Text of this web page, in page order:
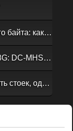
Своевременная доставка до последнего байта: как российская сеть Curator CDN совмещает скорость, безопасность и гибкость управления
Обзор сервера ASUS RS720A-E13-RS8G: DC-MHS во всей красе
NVIDIA Vera Rubin POD: семь чипов, пять стоек, один ИИ-суперкомпьютер